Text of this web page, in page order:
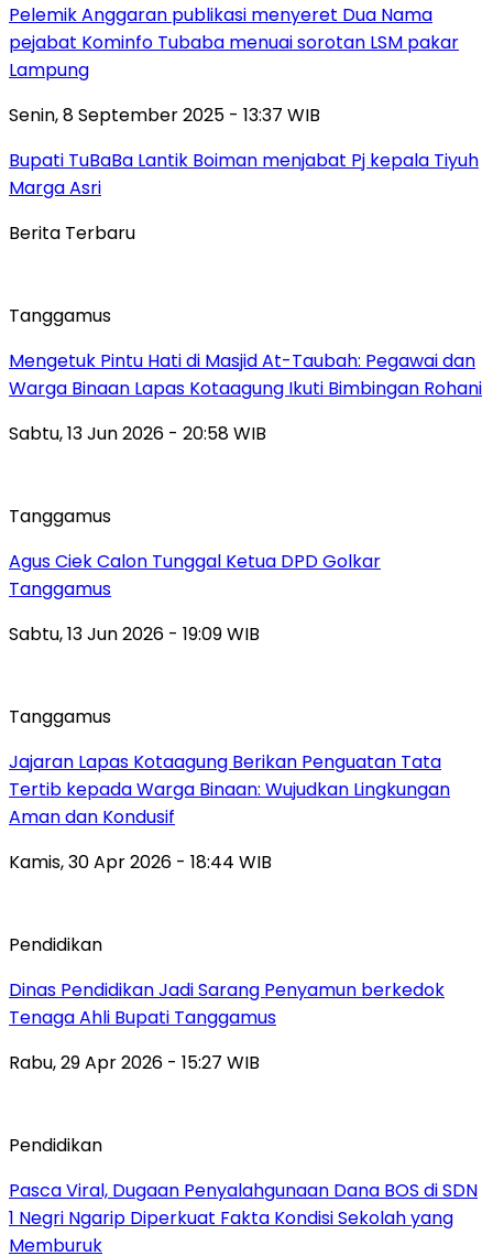
Pelemik Anggaran publikasi menyeret Dua Nama
pejabat Kominfo Tubaba menuai sorotan LSM pakar
Lampung
Senin, 8 September 2025 - 13:37 WIB
Bupati TuBaBa Lantik Boiman menjabat Pj kepala Tiyuh
Marga Asri
Berita Terbaru
Tanggamus
Mengetuk Pintu Hati di Masjid At-Taubah: Pegawai dan
Warga Binaan Lapas Kotaagung Ikuti Bimbingan Rohani
Sabtu, 13 Jun 2026 - 20:58 WIB
Tanggamus
Agus Ciek Calon Tunggal Ketua DPD Golkar
Tanggamus
Sabtu, 13 Jun 2026 - 19:09 WIB
Tanggamus
Jajaran Lapas Kotaagung Berikan Penguatan Tata
Tertib kepada Warga Binaan: Wujudkan Lingkungan
Aman dan Kondusif
Kamis, 30 Apr 2026 - 18:44 WIB
Pendidikan
Dinas Pendidikan Jadi Sarang Penyamun berkedok
Tenaga Ahli Bupati Tanggamus
Rabu, 29 Apr 2026 - 15:27 WIB
Pendidikan
Pasca Viral, Dugaan Penyalahgunaan Dana BOS di SDN
1 Negri Ngarip Diperkuat Fakta Kondisi Sekolah yang
Memburuk